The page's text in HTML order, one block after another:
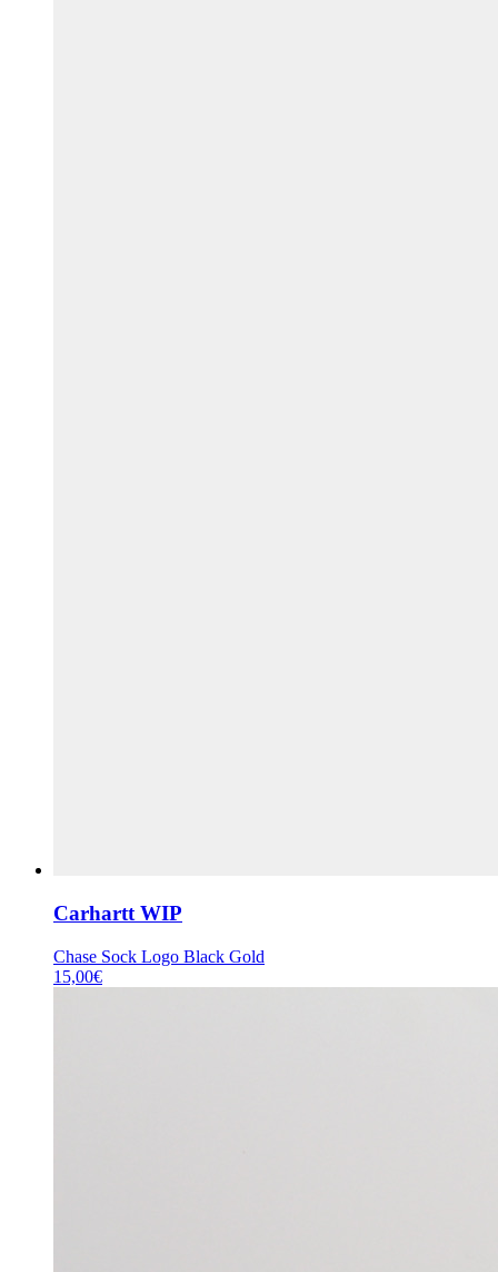
Carhartt WIP
Chase Sock Logo Black Gold
15,00€